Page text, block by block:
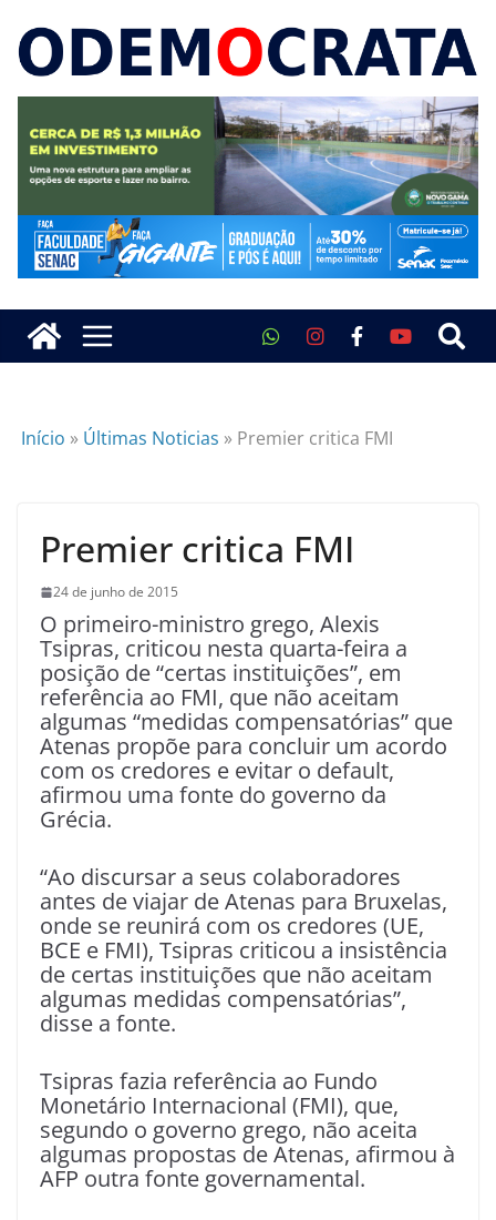
Início » Últimas Noticias » Premier critica FMI
Premier critica FMI
24 de junho de 2015
O primeiro-ministro grego, Alexis
Tsipras, criticou nesta quarta-feira a
posição de “certas instituições”, em
referência ao FMI, que não aceitam
algumas “medidas compensatórias” que
Atenas propõe para concluir um acordo
com os credores e evitar o default,
afirmou uma fonte do governo da
Grécia.
“Ao discursar a seus colaboradores
antes de viajar de Atenas para Bruxelas,
onde se reunirá com os credores (UE,
BCE e FMI), Tsipras criticou a insistência
de certas instituições que não aceitam
algumas medidas compensatórias”,
disse a fonte.
Tsipras fazia referência ao Fundo
Monetário Internacional (FMI), que,
segundo o governo grego, não aceita
algumas propostas de Atenas, afirmou à
AFP outra fonte governamental.